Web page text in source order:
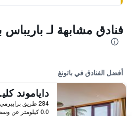
فنادق مشابهة لـ
أفضل الفنادق في باتونغ
0.0 كيلومتر عن وسط المدينة